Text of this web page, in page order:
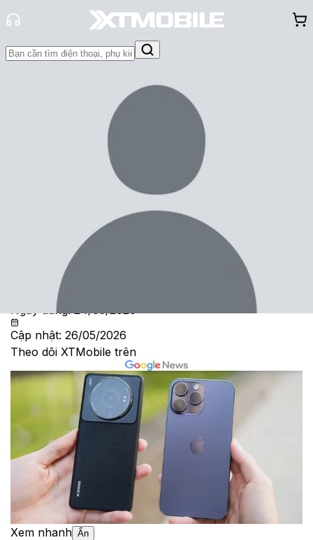
Đánh Giá - Trên Tay
Hỏi đáp Thông báo
So sánh Xiaomi 13 Ultra và iPhone
14 Pro Max: Sự khác biệt nằm ở
Cam Ngoan
Ngày đăng:24/05/2026
Cập nhật: 26/05/2026
Theo dõi XTMobile trên
Xem nhanh Ẩn